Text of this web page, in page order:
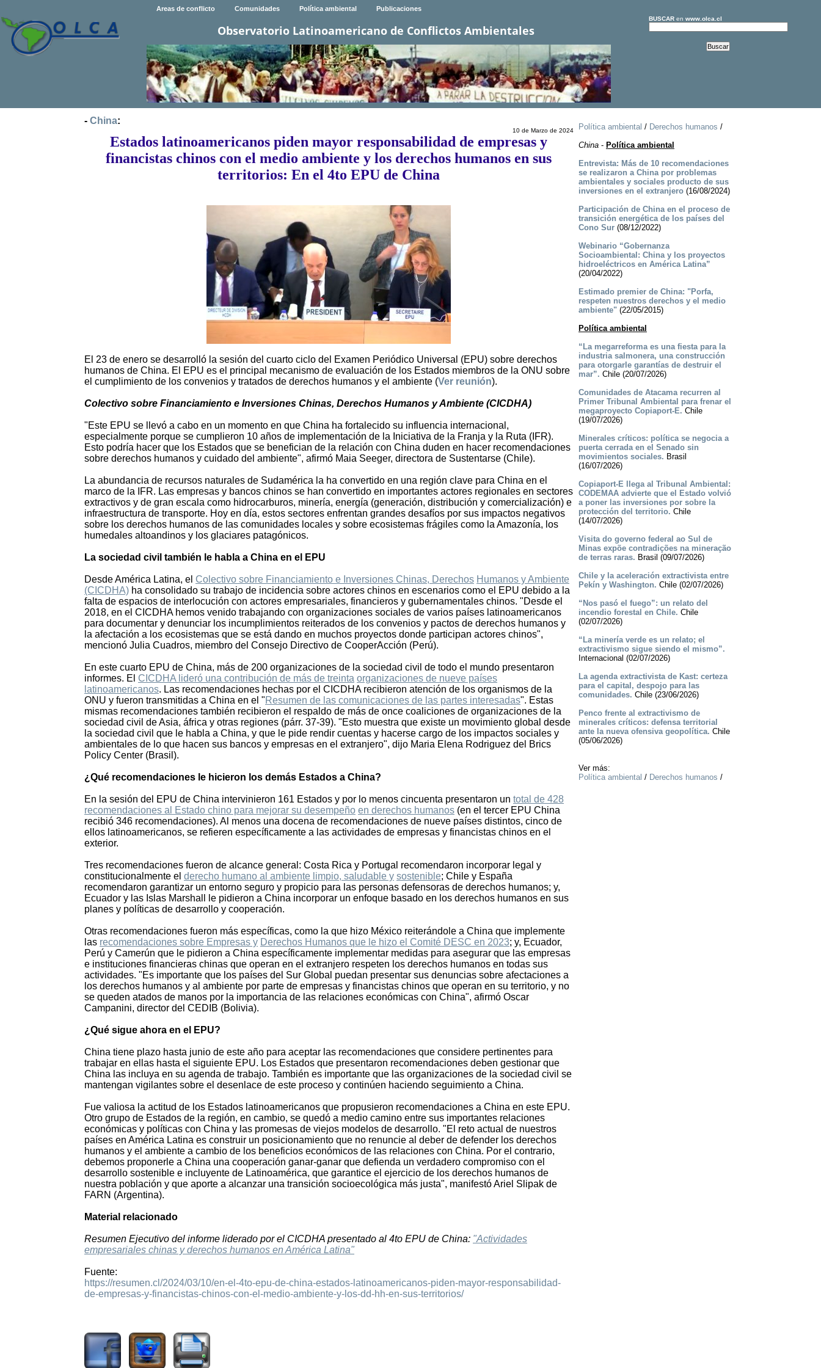
Areas de conflicto Comunidades Política ambiental Publicaciones
Observatorio Latinoamericano de Conflictos Ambientales
BUSCARen www.olca.cl
- China:
10 de Marzo de 2024
Estados latinoamericanos piden mayor responsabilidad de empresas y
financistas chinos con el medio ambiente y los derechos humanos en sus
territorios: En el 4to EPU de China
El 23 de enero se desarrolló la sesión del cuarto ciclo del Examen Periódico Universal (EPU) sobre derechos
humanos de China. El EPU es el principal mecanismo de evaluación de los Estados miembros de la ONU sobre
el cumplimiento de los convenios y tratados de derechos humanos y el ambiente (Ver reunión).
Colectivo sobre Financiamiento e Inversiones Chinas, Derechos Humanos y Ambiente (CICDHA)
"Este EPU se llevó a cabo en un momento en que China ha fortalecido su influencia internacional,
especialmente porque se cumplieron 10 años de implementación de la Iniciativa de la Franja y la Ruta (IFR).
Esto podría hacer que los Estados que se benefician de la relación con China duden en hacer recomendaciones
sobre derechos humanos y cuidado del ambiente", afirmó Maia Seeger, directora de Sustentarse (Chile).
La abundancia de recursos naturales de Sudamérica la ha convertido en una región clave para China en el
marco de la IFR. Las empresas y bancos chinos se han convertido en importantes actores regionales en sectores
extractivos y de gran escala como hidrocarburos, minería, energía (generación, distribución y comercialización) e
infraestructura de transporte. Hoy en día, estos sectores enfrentan grandes desafíos por sus impactos negativos
sobre los derechos humanos de las comunidades locales y sobre ecosistemas frágiles como la Amazonía, los
humedales altoandinos y los glaciares patagónicos.
La sociedad civil también le habla a China en el EPU
Desde América Latina, el Colectivo sobre Financiamiento e Inversiones Chinas, Derechos Humanos y Ambiente
(CICDHA) ha consolidado su trabajo de incidencia sobre actores chinos en escenarios como el EPU debido a la
falta de espacios de interlocución con actores empresariales, financieros y gubernamentales chinos. "Desde el
2018, en el CICDHA hemos venido trabajando con organizaciones sociales de varios países latinoamericanos
para documentar y denunciar los incumplimientos reiterados de los convenios y pactos de derechos humanos y
la afectación a los ecosistemas que se está dando en muchos proyectos donde participan actores chinos",
mencionó Julia Cuadros, miembro del Consejo Directivo de CooperAcción (Perú).
En este cuarto EPU de China, más de 200 organizaciones de la sociedad civil de todo el mundo presentaron
informes. El CICDHA lideró una contribución de más de treinta organizaciones de nueve países
latinoamericanos. Las recomendaciones hechas por el CICDHA recibieron atención de los organismos de la
ONU y fueron transmitidas a China en el "Resumen de las comunicaciones de las partes interesadas". Estas
mismas recomendaciones también recibieron el respaldo de más de once coaliciones de organizaciones de la
sociedad civil de Asia, áfrica y otras regiones (párr. 37-39). "Esto muestra que existe un movimiento global desde
la sociedad civil que le habla a China, y que le pide rendir cuentas y hacerse cargo de los impactos sociales y
ambientales de lo que hacen sus bancos y empresas en el extranjero", dijo Maria Elena Rodriguez del Brics
Policy Center (Brasil).
¿Qué recomendaciones le hicieron los demás Estados a China?
En la sesión del EPU de China intervinieron 161 Estados y por lo menos cincuenta presentaron un total de 428
recomendaciones al Estado chino para mejorar su desempeño en derechos humanos (en el tercer EPU China
recibió 346 recomendaciones). Al menos una docena de recomendaciones de nueve países distintos, cinco de
ellos latinoamericanos, se refieren específicamente a las actividades de empresas y financistas chinos en el
exterior.
Tres recomendaciones fueron de alcance general: Costa Rica y Portugal recomendaron incorporar legal y
constitucionalmente el derecho humano al ambiente limpio, saludable y sostenible; Chile y España
recomendaron garantizar un entorno seguro y propicio para las personas defensoras de derechos humanos; y,
Ecuador y las Islas Marshall le pidieron a China incorporar un enfoque basado en los derechos humanos en sus
planes y políticas de desarrollo y cooperación.
Otras recomendaciones fueron más específicas, como la que hizo México reiterándole a China que implemente
las recomendaciones sobre Empresas y Derechos Humanos que le hizo el Comité DESC en 2023; y, Ecuador,
Perú y Camerún que le pidieron a China específicamente implementar medidas para asegurar que las empresas
e instituciones financieras chinas que operan en el extranjero respeten los derechos humanos en todas sus
actividades. "Es importante que los países del Sur Global puedan presentar sus denuncias sobre afectaciones a
los derechos humanos y al ambiente por parte de empresas y financistas chinos que operan en su territorio, y no
se queden atados de manos por la importancia de las relaciones económicas con China", afirmó Oscar
Campanini, director del CEDIB (Bolivia).
¿Qué sigue ahora en el EPU?
China tiene plazo hasta junio de este año para aceptar las recomendaciones que considere pertinentes para
trabajar en ellas hasta el siguiente EPU. Los Estados que presentaron recomendaciones deben gestionar que
China las incluya en su agenda de trabajo. También es importante que las organizaciones de la sociedad civil se
mantengan vigilantes sobre el desenlace de este proceso y continúen haciendo seguimiento a China.
Fue valiosa la actitud de los Estados latinoamericanos que propusieron recomendaciones a China en este EPU.
Otro grupo de Estados de la región, en cambio, se quedó a medio camino entre sus importantes relaciones
económicas y políticas con China y las promesas de viejos modelos de desarrollo. "El reto actual de nuestros
países en América Latina es construir un posicionamiento que no renuncie al deber de defender los derechos
humanos y el ambiente a cambio de los beneficios económicos de las relaciones con China. Por el contrario,
debemos proponerle a China una cooperación ganar-ganar que defienda un verdadero compromiso con el
desarrollo sostenible e incluyente de Latinoamérica, que garantice el ejercicio de los derechos humanos de
nuestra población y que aporte a alcanzar una transición socioecológica más justa", manifestó Ariel Slipak de
FARN (Argentina).
Material relacionado
Resumen Ejecutivo del informe liderado por el CICDHA presentado al 4to EPU de China: "Actividades
empresariales chinas y derechos humanos en América Latina"
Fuente:
https://resumen.cl/2024/03/10/en-el-4to-epu-de-china-estados-latinoamericanos-piden-mayor-responsabilidad-
de-empresas-y-financistas-chinos-con-el-medio-ambiente-y-los-dd-hh-en-sus-territorios/
Política ambiental / Derechos humanos /
China- Política ambiental
Entrevista: Más de 10 recomendaciones
se realizaron a China por problemas
ambientales y sociales producto de sus
inversiones en el extranjero(16/08/2024)
Participación de China en el proceso de
transición energética de los países del
Cono Sur(08/12/2022)
Webinario “Gobernanza
Socioambiental: China y los proyectos
hidroeléctricos en América Latina”
(20/04/2022)
Estimado premier de China: "Porfa,
respeten nuestros derechos y el medio
ambiente"(22/05/2015)
Política ambiental
“La megarreforma es una fiesta para la
industria salmonera, una construcción
para otorgarle garantías de destruir el
mar”. Chile (20/07/2026)
Comunidades de Atacama recurren al
Primer Tribunal Ambiental para frenar el
megaproyecto Copiaport-E. Chile
(19/07/2026)
Minerales críticos: política se negocia a
puerta cerrada en el Senado sin
movimientos sociales. Brasil
(16/07/2026)
Copiaport-E llega al Tribunal Ambiental:
CODEMAA advierte que el Estado volvió
a poner las inversiones por sobre la
protección del territorio. Chile
(14/07/2026)
Visita do governo federal ao Sul de
Minas expõe contradições na mineração
de terras raras. Brasil (09/07/2026)
Chile y la aceleración extractivista entre
Pekín y Washington. Chile (02/07/2026)
“Nos pasó el fuego”: un relato del
incendio forestal en Chile. Chile
(02/07/2026)
“La minería verde es un relato; el
extractivismo sigue siendo el mismo”.
Internacional (02/07/2026)
La agenda extractivista de Kast: certeza
para el capital, despojo para las
comunidades. Chile (23/06/2026)
Penco frente al extractivismo de
minerales críticos: defensa territorial
ante la nueva ofensiva geopolítica. Chile
(05/06/2026)
Ver más:
Política ambiental / Derechos humanos /